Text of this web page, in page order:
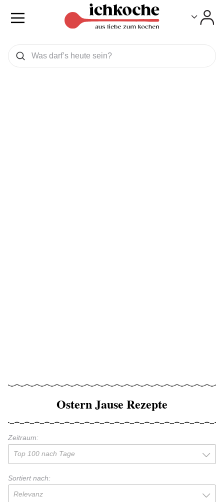
Was wollen Sie suchen
Suchen
Ostern Jause Rezepte
Zeitraum:
Top 100 nach Tage
Sortiert nach:
Relevanz